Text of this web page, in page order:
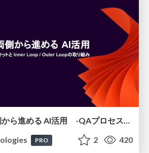
QAと開発の両側から進める AI活用 -QAプロセスAI支援ツールキットと Inner Loop / Outer Loopの取り組み-
PRO 2 420